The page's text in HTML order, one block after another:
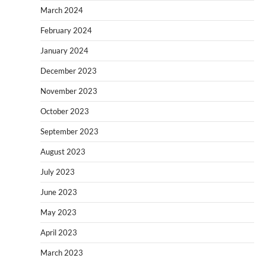
March 2024
February 2024
January 2024
December 2023
November 2023
October 2023
September 2023
August 2023
July 2023
June 2023
May 2023
April 2023
March 2023